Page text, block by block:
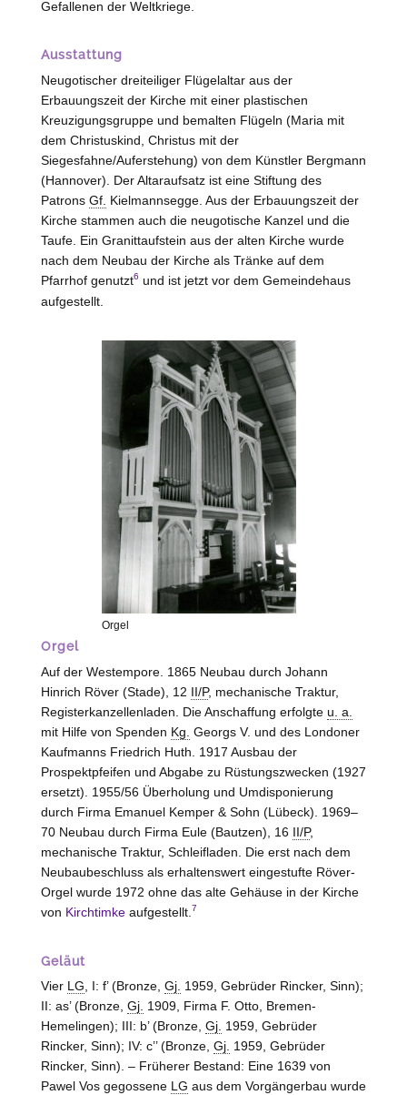
Gefallenen der Weltkriege.
Ausstattung
Neugotischer dreiteiliger Flügelaltar aus der
Erbauungszeit der Kirche mit einer plastischen
Kreuzigungsgruppe und bemalten Flügeln (Maria mit
dem Christuskind, Christus mit der
Siegesfahne/Auferstehung) von dem Künstler Bergmann
(Hannover). Der Altaraufsatz ist eine Stiftung des
Patrons Gf. Kielmannsegge. Aus der Erbauungszeit der
Kirche stammen auch die neugotische Kanzel und die
Taufe. Ein Granittaufstein aus der alten Kirche wurde
nach dem Neubau der Kirche als Tränke auf dem
Pfarrhof genutzt6 und ist jetzt vor dem Gemeindehaus
aufgestellt.
Orgel
Orgel
Auf der Westempore. 1865 Neubau durch Johann
Hinrich Röver (Stade), 12 II/P, mechanische Traktur,
Registerkanzellenladen. Die Anschaffung erfolgte u. a.
mit Hilfe von Spenden Kg. Georgs V. und des Londoner
Kaufmanns Friedrich Huth. 1917 Ausbau der
Prospektpfeifen und Abgabe zu Rüstungszwecken (1927
ersetzt). 1955/56 Überholung und Umdisponierung
durch Firma Emanuel Kemper & Sohn (Lübeck). 1969–
70 Neubau durch Firma Eule (Bautzen), 16 II/P,
mechanische Traktur, Schleifladen. Die erst nach dem
Neubaubeschluss als erhaltenswert eingestufte Röver-
Orgel wurde 1972 ohne das alte Gehäuse in der Kirche
von Kirchtimkeaufgestellt. 7
Geläut
Vier LG, I: f’ (Bronze, Gj. 1959, Gebrüder Rincker, Sinn);
II: as’ (Bronze, Gj. 1909, Firma F. Otto, Bremen-
Hemelingen); III: b’ (Bronze, Gj. 1959, Gebrüder
Rincker, Sinn); IV: c’’ (Bronze, Gj. 1959, Gebrüder
Rincker, Sinn). – Früherer Bestand: Eine 1639 von
Pawel Vos gegossene LG aus dem Vorgängerbau wurde